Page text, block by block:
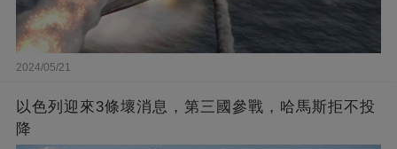
2024/05/21
以色列迎來3條壞消息，第三國參戰，哈馬斯拒不投
降